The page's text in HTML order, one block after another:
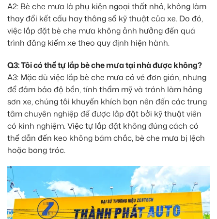
A2: Bè che mưa là phụ kiện ngoại thất nhỏ, không làm
thay đổi kết cấu hay thông số kỹ thuật của xe. Do đó,
việc lắp đặt bè che mưa không ảnh hưởng đến quá
trình đăng kiểm xe theo quy định hiện hành.
Q3: Tôi có thể tự lắp bè che mưa tại nhà được không?
A3: Mặc dù việc lắp bè che mưa có vẻ đơn giản, nhưng
để đảm bảo độ bền, tính thẩm mỹ và tránh làm hỏng
sơn xe, chúng tôi khuyến khích bạn nên đến các trung
tâm chuyên nghiệp để được lắp đặt bởi kỹ thuật viên
có kinh nghiệm. Việc tự lắp đặt không đúng cách có
thể dẫn đến keo không bám chắc, bè che mưa bị lệch
hoặc bong tróc.